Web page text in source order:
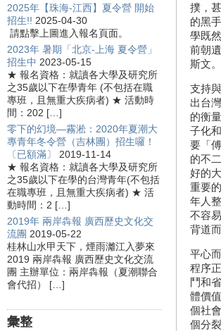
2025年【珠海-江西】夏令營 開始
招生!! 2025-04-30
請點擊上圖進入報名頁面。
2023年 暑期「北京-上海 夏令營」
招生中 2023-05-15
★ 報名資格：就讀各大學及研究所
之35歲以下在學青年 (不包括在職
專班，且無重大疾病者) ★ 活動時
間：202 […]
零下的幻境—霧淞：2020年夏潮大
專青年冬令營（吉林團）招生囉！
〔已額滿〕
2019-11-14
★ 報名資格：就讀各大學及研究所
之35歲以下在學的台灣青年(不包括
在職專班，且無重大疾病者) ★ 活
動時間：2 […]
2019年 兩岸犇報 廣西歷史文化交
流團 2019-05-22
桂林山水甲天下，煙雨灕江入夢來
2019 兩岸犇報 廣西歷史文化交流
團 主辦單位：兩岸犇報（夏潮聯合
會代招） […]
彙整
撲，
的黑
學既
前朝
斯文。
支持
出台
的衡
子化
要「
的不
好的
重要
年人
不容
背道而
平心
程序
鬥和
體價
個社
個分